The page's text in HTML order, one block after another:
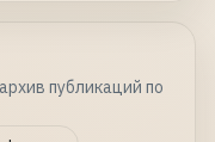
публикаций по